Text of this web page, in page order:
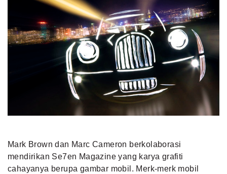
Mark Brown dan Marc Cameron berkolaborasi
mendirikan Se7en Magazine yang karya grafiti
cahayanya berupa gambar mobil. Merk-merk mobil